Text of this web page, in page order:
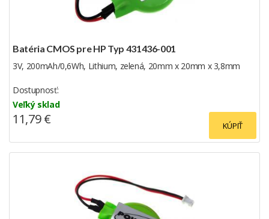
Batéria CMOS pre HP Typ 431436-001
3V, 200mAh/0,6Wh, Lithium, zelená, 20mm x 20mm x 3,8mm
Dostupnosť:
Veľký sklad
KÚPIŤ
11,79 €